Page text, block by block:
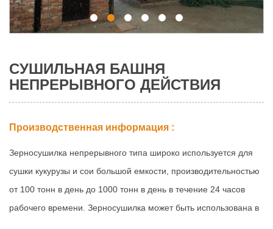
СУШИЛЬНАЯ БАШНЯ
НЕПРЕРЫВНОГО ДЕЙСТВИЯ
Производственная информация :
Зерносушилка непрерывного типа широко используется для
сушки кукурузы и сои большой емкости, производительностью
от 100 тонн в день до 1000 тонн в день в течение 24 часов
рабочего времени. Зерносушилка может быть использована в